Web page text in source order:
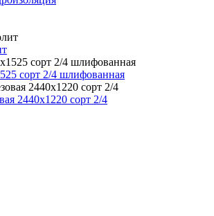
сорт 2/4 шлифованная
2440х1220 сорт 2/4